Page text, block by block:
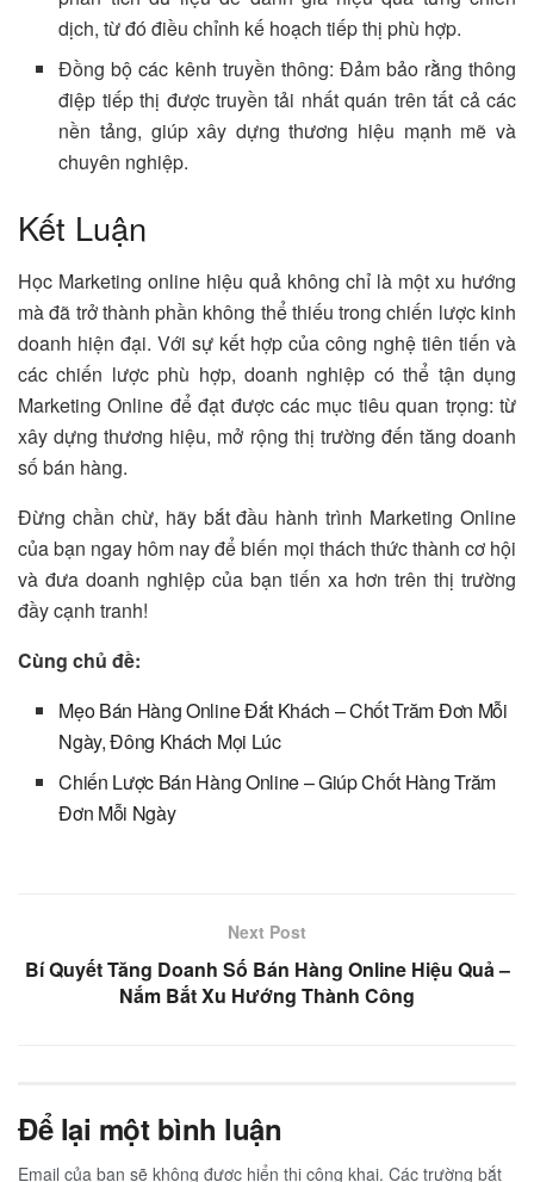
dịch, từ đó điều chỉnh kế hoạch tiếp thị phù hợp.
Đồng bộ các kênh truyền thông: Đảm bảo rằng thông
điệp tiếp thị được truyền tải nhất quán trên tất cả các
nền tảng, giúp xây dựng thương hiệu mạnh mẽ và
chuyên nghiệp.
Kết Luận
Học Marketing online hiệu quả không chỉ là một xu hướng
mà đã trở thành phần không thể thiếu trong chiến lược kinh
doanh hiện đại. Với sự kết hợp của công nghệ tiên tiến và
các chiến lược phù hợp, doanh nghiệp có thể tận dụng
Marketing Online để đạt được các mục tiêu quan trọng: từ
xây dựng thương hiệu, mở rộng thị trường đến tăng doanh
số bán hàng.
Đừng chần chừ, hãy bắt đầu hành trình Marketing Online
của bạn ngay hôm nay để biến mọi thách thức thành cơ hội
và đưa doanh nghiệp của bạn tiến xa hơn trên thị trường
đầy cạnh tranh!
Cùng chủ đề:
Mẹo Bán Hàng Online Đắt Khách – Chốt Trăm Đơn Mỗi
Ngày, Đông Khách Mọi Lúc
Chiến Lược Bán Hàng Online – Giúp Chốt Hàng Trăm
Đơn Mỗi Ngày
Next Post
Bí Quyết Tăng Doanh Số Bán Hàng Online Hiệu Quả –
Nắm Bắt Xu Hướng Thành Công
Để lại một bình luận
Email của bạn sẽ không được hiển thị công khai. Các trường bắt